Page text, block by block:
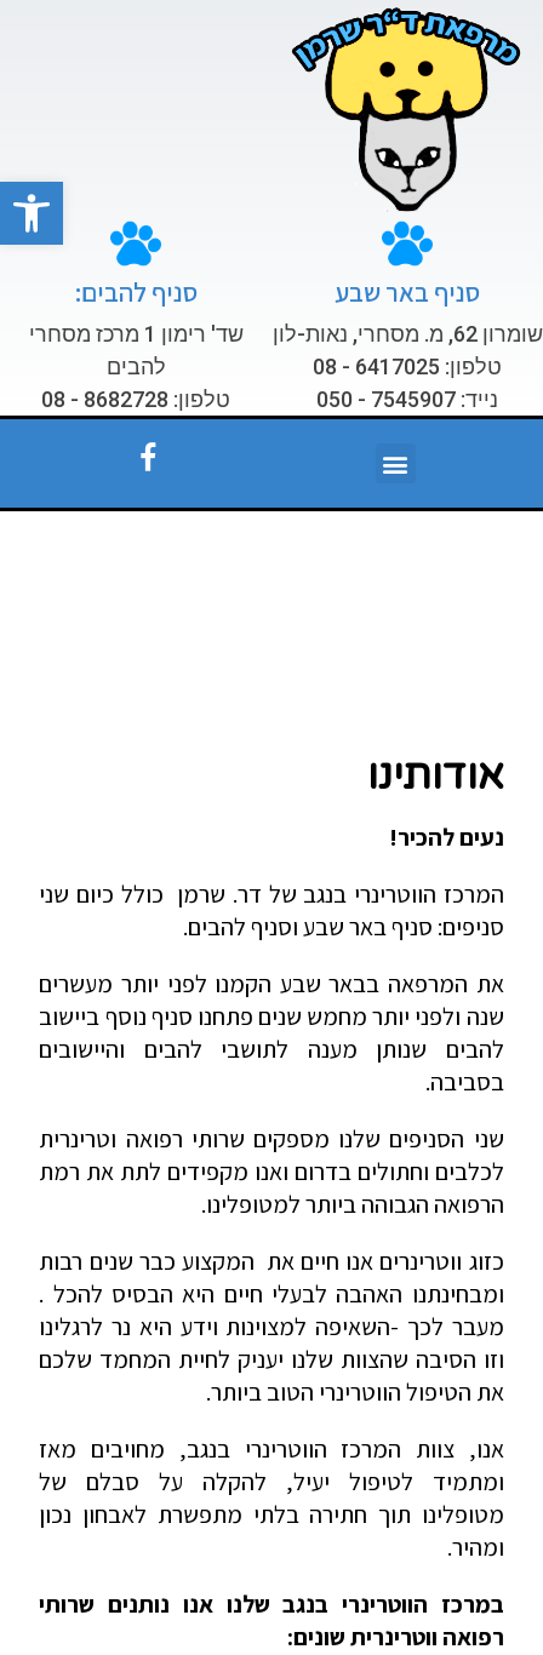
סניף באר שבע
שומרון 62, מ. מסחרי, נאות-לון
טלפון: 6417025 - 08
נייד: 7545907 - 050
סניף להבים:
שד' רימון 1 מרכז מסחרי
להבים
טלפון: 8682728 - 08
אודותינו
נעים להכיר!
המרכז הווטרינרי בנגב של דר. שרמן כולל כיום שני
סניפים: סניף באר שבע וסניף להבים.
את המרפאה בבאר שבע הקמנו לפני יותר מעשרים
שנה ולפני יותר מחמש שנים פתחנו סניף נוסף ביישוב
להבים שנותן מענה לתושבי להבים והיישובים
בסביבה.
שני הסניפים שלנו מספקים שרותי רפואה וטרינרית
לכלבים וחתולים בדרום ואנו מקפידים לתת את רמת
הרפואה הגבוהה ביותר למטופלינו.
כזוג ווטרינרים אנו חיים את המקצוע כבר שנים רבות
ומבחינתנו האהבה לבעלי חיים היא הבסיס להכל .
מעבר לכך -השאיפה למצוינות וידע היא נר לרגלינו
וזו הסיבה שהצוות שלנו יעניק לחיית המחמד שלכם
את הטיפול הווטרינרי הטוב ביותר.
אנו, צוות המרכז הווטרינרי בנגב, מחויבים מאז
ומתמיד לטיפול יעיל, להקלה על סבלם של
מטופלינו תוך חתירה בלתי מתפשרת לאבחון נכון
ומהיר.
במרכז הווטרינרי בנגב שלנו אנו נותנים שרותי
רפואה ווטרינרית שונים:
פתח